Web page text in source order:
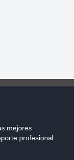
mejores
profesional